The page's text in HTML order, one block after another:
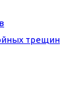
трещин